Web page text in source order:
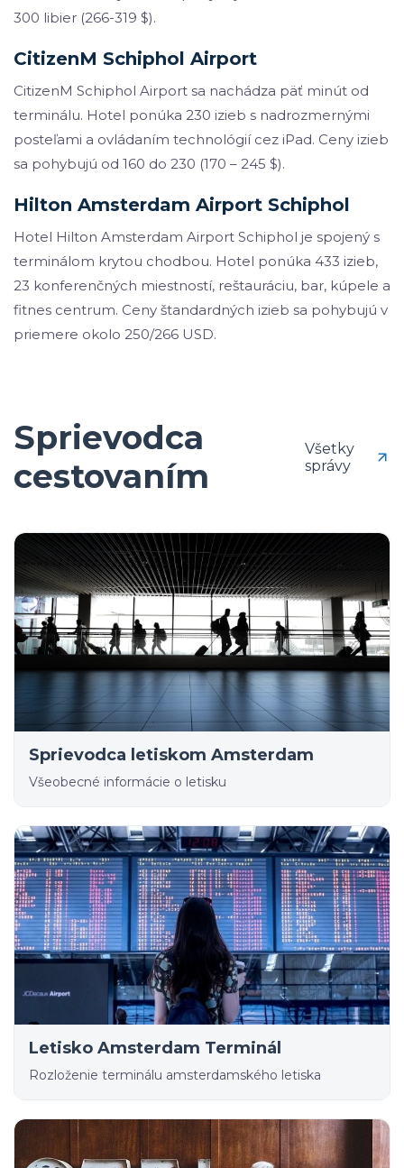
300 libier (266-319 $).
CitizenM Schiphol Airport
CitizenM Schiphol Airport sa nachádza päť minút od
terminálu. Hotel ponúka 230 izieb s nadrozmernými
posteľami a ovládaním technológií cez iPad. Ceny izieb
sa pohybujú od 160 do 230 (170 – 245 $).
Hilton Amsterdam Airport Schiphol
Hotel Hilton Amsterdam Airport Schiphol je spojený s
terminálom krytou chodbou. Hotel ponúka 433 izieb,
23 konferenčných miestností, reštauráciu, bar, kúpele a
fitnes centrum. Ceny štandardných izieb sa pohybujú v
priemere okolo 250/266 USD.
Sprievodca
cestovaním
Všetky
správy
Sprievodca letiskom Amsterdam
Všeobecné informácie o letisku
Letisko Amsterdam Terminál
Rozloženie terminálu amsterdamského letiska